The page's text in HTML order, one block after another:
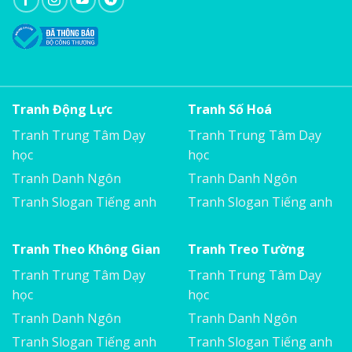
Tranh Động Lực
Tranh Trung Tâm Dạy
học
Tranh Danh Ngôn
Tranh Slogan Tiếng anh
Tranh Số Hoá
Tranh Trung Tâm Dạy
học
Tranh Danh Ngôn
Tranh Slogan Tiếng anh
Tranh Theo Không Gian
Tranh Trung Tâm Dạy
học
Tranh Danh Ngôn
Tranh Slogan Tiếng anh
Tranh Treo Tường
Tranh Trung Tâm Dạy
học
Tranh Danh Ngôn
Tranh Slogan Tiếng anh